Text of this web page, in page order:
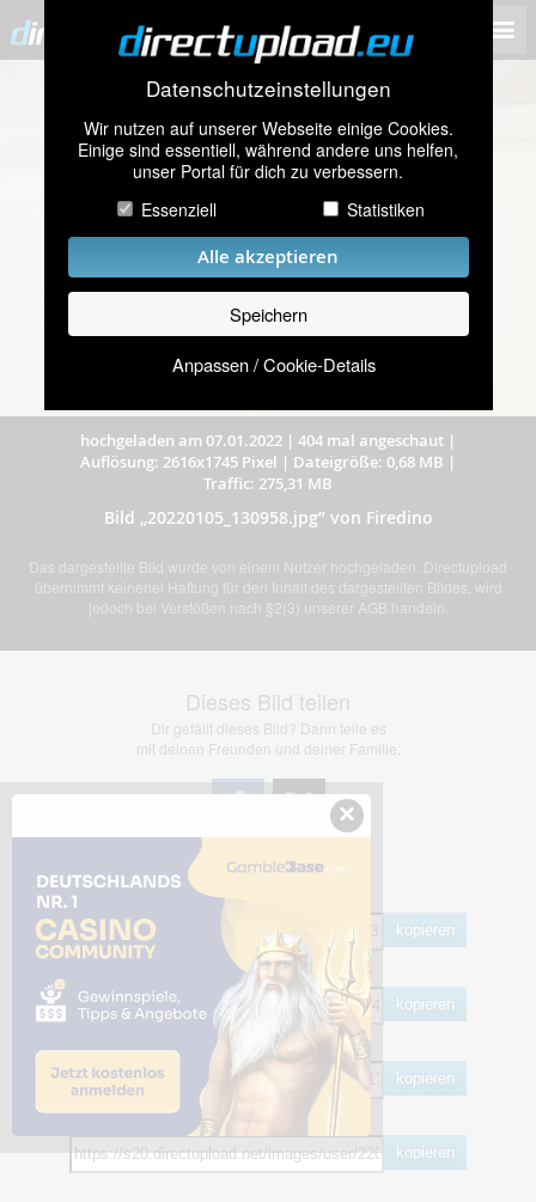
Datenschutzeinstellungen
Wir nutzen auf unserer Webseite einige Cookies.
Einige sind essentiell, während andere uns helfen,
unser Portal für dich zu verbessern.
Essenziell
Statistiken
Alle akzeptieren
Speichern
Anpassen / Cookie-Details
hochgeladen am 07.01.2022 | 404 mal angeschaut |
Auflösung: 2616x1745 Pixel | Dateigröße: 0,68 MB |
Traffic: 275,31 MB
Bild „20220105_130958.jpg” von Firedino
Das dargestellte Bild wurde von einem Nutzer hochgeladen. Directupload
übernimmt keinerlei Haftung für den Inhalt des dargestellten Bildes, wird
jedoch bei Verstößen nach §2(3) unserer AGB handeln.
Dieses Bild teilen
Dir gefällt dieses Bild? Dann teile es
mit deinen Freunden und deiner Familie.
Share Links
kopieren
HTML
kopieren
BB Code
kopieren
kopieren
×